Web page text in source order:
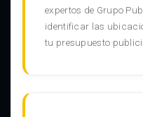
expertos de Grupo
identificar las
tu presupuesto